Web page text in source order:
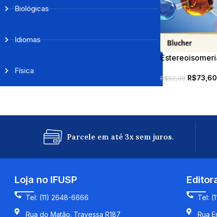
Biológicas
Idiomas
Física
R$92,00 R$73,60
Parcele em até 3x sem juros.
Loja no IFUSP
Tel: (11) 2648-6666
Rua do Matão. Travessa R187
Tel:
Rua